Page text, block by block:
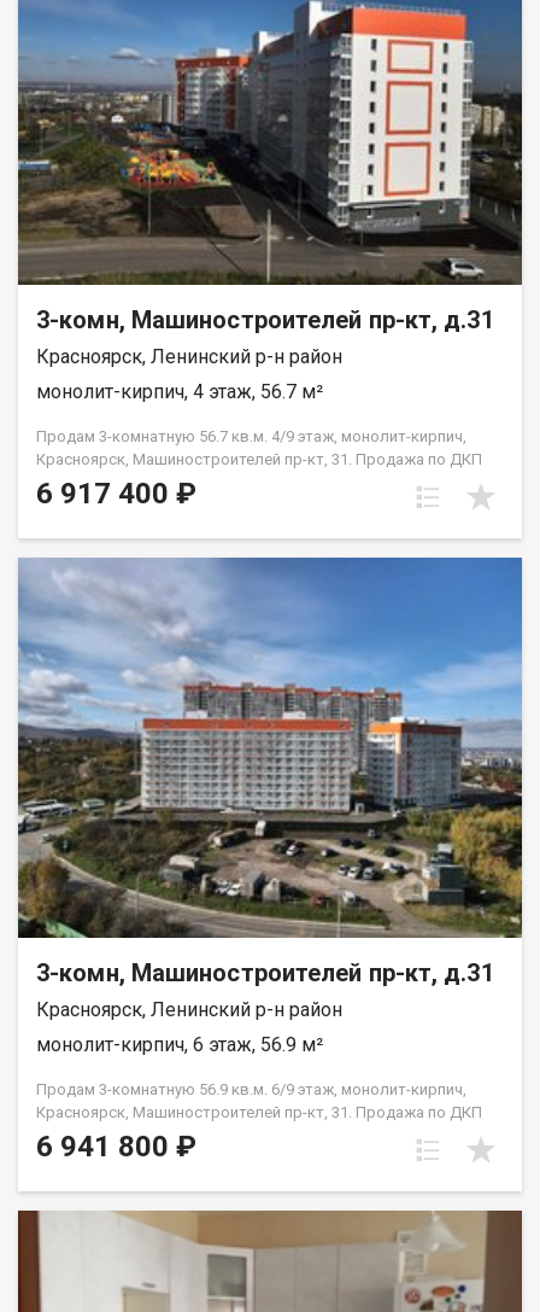
Квартиру можно приобрести под любой вид расчета.
Одобрение ипотечного займа на приобретение объекта.
Квартира по документам более 5-х лет в собственности.
3-комн, Машиностроителей пр-кт, д.31
Красноярск, Ленинский р-н район
монолит-кирпич, 4 этаж, 56.7 м²
Продам 3-комнатную 56.7 кв.м. 4/9 этаж, монолит-кирпич,
Красноярск, Машиностроителей пр-кт, 31. Продажа по ДКП
НЕ ОТ ЗАСТРОЙЩИКА
6 917 400 ₽
3-комн, Машиностроителей пр-кт, д.31
Красноярск, Ленинский р-н район
монолит-кирпич, 6 этаж, 56.9 м²
Продам 3-комнатную 56.9 кв.м. 6/9 этаж, монолит-кирпич,
Красноярск, Машиностроителей пр-кт, 31. Продажа по ДКП
НЕ ОТ ЗАСТРОЙЩИКА
6 941 800 ₽